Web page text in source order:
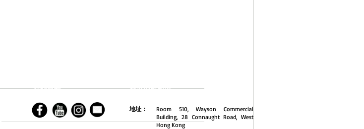
社交媒體 香​港公司地址
地址：
Room 510, Wayson Commercial
Building, 28 Connaught Road, West
Hong Kong